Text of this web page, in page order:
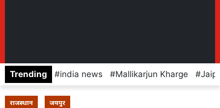
Trending india news Mallikarjun Kharge
राजस्थान जयपुर